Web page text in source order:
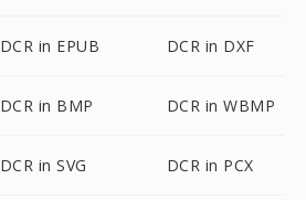
DCR in EPUB DCR in DXF
DCR in BMP DCR in WBMP
DCR in SVG DCR in PCX